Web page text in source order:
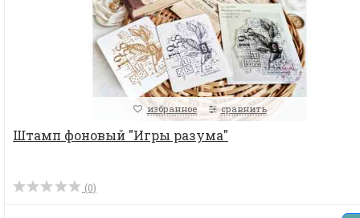
избранное сравнить
Штамп фоновый "Игры разума"
(0)